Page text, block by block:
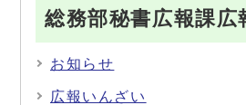
総務部秘書広報課広
お知らせ
広報いんざい